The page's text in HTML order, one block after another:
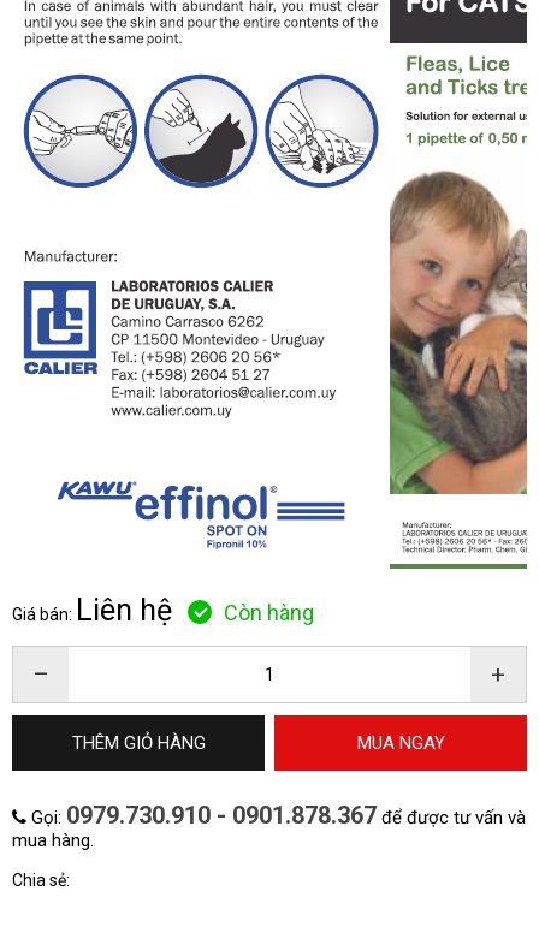
Giá bán: Liên hệ Còn hàng
– +
THÊM GIỎ HÀNG MUA NGAY
Gọi: 0979.730.910 - 0901.878.367 để được tư vấn và
mua hàng.
Chia sẻ:
ĐĂNG KÝ TƯ VẤN
HOÀN THÀNH
Đăng ký tư vấn trực tiếp 24/7: